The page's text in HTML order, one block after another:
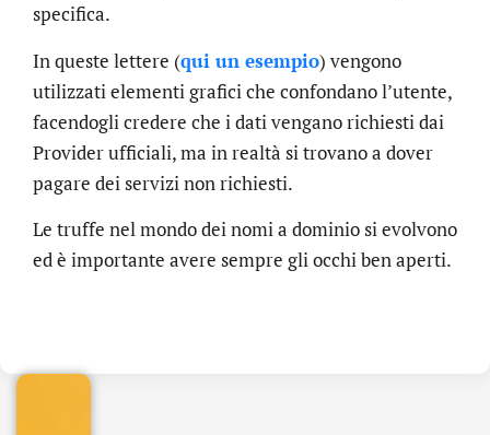
specifica.
In queste lettere (qui un esempio) vengono
utilizzati elementi grafici che confondano l’utente,
facendogli credere che i dati vengano richiesti dai
Provider ufficiali, ma in realtà si trovano a dover
pagare dei servizi non richiesti.
Le truffe nel mondo dei nomi a dominio si evolvono
ed è importante avere sempre gli occhi ben aperti.
.online